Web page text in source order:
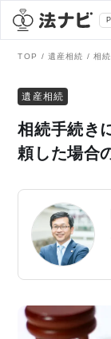
全て
刑事事件
債務整理
離婚問題
弁護士を探す
AI Search
掲載をご検
TOP 遺産相続
遺産相続
相続手続き
頼した場合